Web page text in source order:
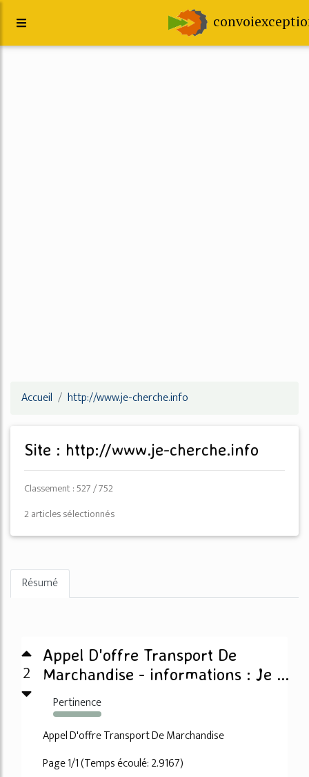
Accueil http://www.je-cherche.info
Site : http://www.je-cherche.info
Classement : 527 / 752
2 articles sélectionnés
Résumé
2
Appel D'offre Transport De
Marchandise - informations : Je ...
Pertinence
12358%
Appel D'offre Transport De Marchandise
Page 1/1 (Temps écoulé: 2.9167)